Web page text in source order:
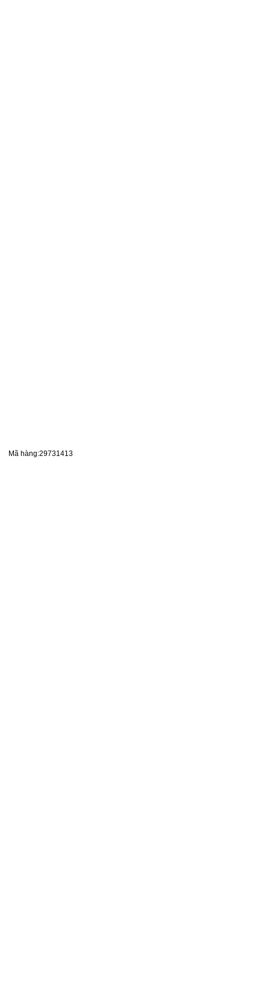
Mã hàng:29731413